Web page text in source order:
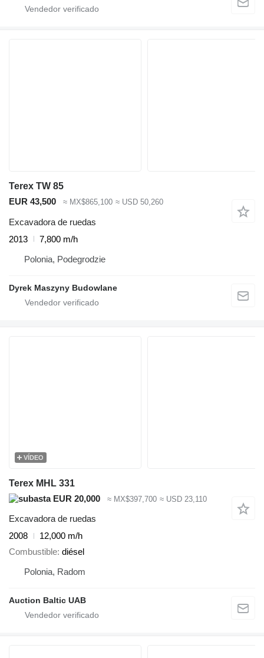
Terex TW 85
EUR 43,500
≈ MX$865,100 ≈ USD 50,260
Excavadora de ruedas
2013
7,800 m/h
Polonia, Podegrodzie
Dyrek Maszyny Budowlane
VÍDEO
Terex MHL 331
EUR 20,000
≈ MX$397,700 ≈ USD 23,110
Excavadora de ruedas
2008
12,000 m/h
Combustible diésel
Polonia, Radom
Auction Baltic UAB